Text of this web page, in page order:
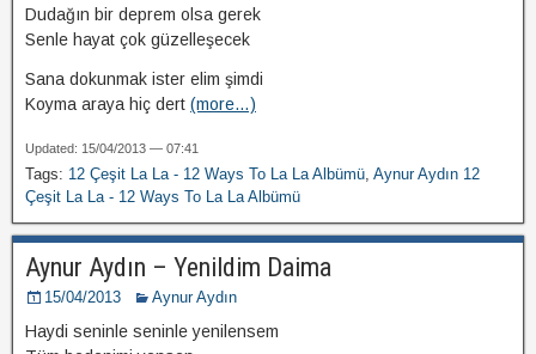
Dudağın bir deprem olsa gerek
Senle hayat çok güzelleşecek
Sana dokunmak ister elim şimdi
Koyma araya hiç dert (more…)
Updated: 15/04/2013 — 07:41
Tags: 12 Çeşit La La - 12 Ways To La La Albümü, Aynur Aydın 12
Çeşit La La - 12 Ways To La La Albümü
Aynur Aydın – Yenildim Daima
15/04/2013 Aynur Aydın
Haydi seninle seninle yenilensem